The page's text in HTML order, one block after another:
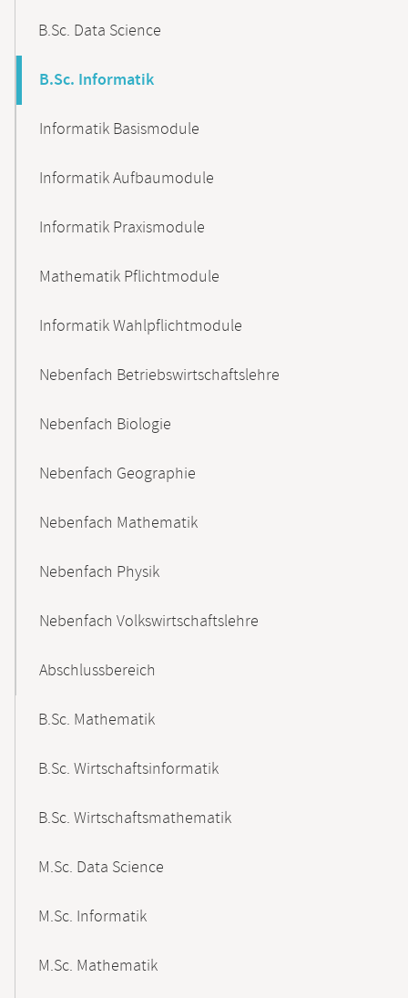
B.Sc. Data Science
B.Sc. Informatik
Informatik Basismodule
Informatik Aufbaumodule
Informatik Praxismodule
Mathematik Pflichtmodule
Informatik Wahlpflichtmodule
Nebenfach Betriebswirtschaftslehre
Nebenfach Biologie
Nebenfach Geographie
Nebenfach Mathematik
Nebenfach Physik
Nebenfach Volkswirtschaftslehre
Abschlussbereich
B.Sc. Mathematik
B.Sc. Wirtschaftsinformatik
B.Sc. Wirtschaftsmathematik
M.Sc. Data Science
M.Sc. Informatik
M.Sc. Mathematik